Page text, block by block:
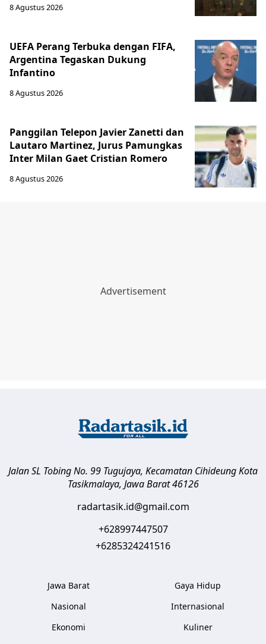
8 Agustus 2026
UEFA Perang Terbuka dengan FIFA,
Argentina Tegaskan Dukung
Infantino
8 Agustus 2026
Panggilan Telepon Javier Zanetti dan
Lautaro Martinez, Jurus Pamungkas
Inter Milan Gaet Cristian Romero
8 Agustus 2026
Jalan SL Tobing No. 99 Tugujaya, Kecamatan CihideungKota
Tasikmalaya, Jawa Barat 46126
radartasik.id@gmail.com
+628997447507
+6285324241516
Jawa Barat
Nasional
Ekonomi
Gaya Hidup
Internasional
Kuliner